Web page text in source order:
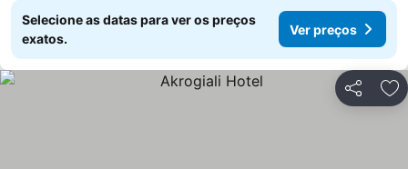
Selecione as datas para ver os preços
exatos.
Ver preços
Partilhar